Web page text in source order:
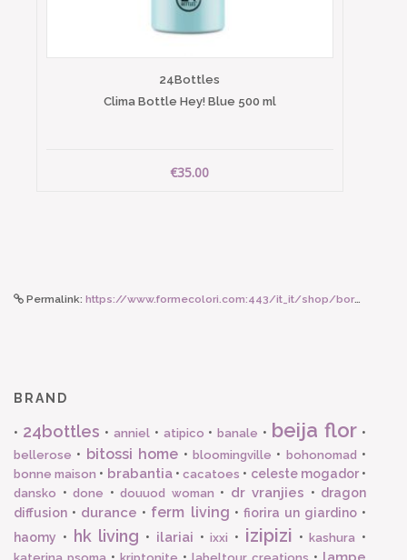
24Bottles
Clima Bottle Hey! Blue 500 ml
€35.00
Permalink: https://www.formecolori.com:443/it_it/shop/borse_e_zaini/astucci_e_beauty/susan_bijl_the_new_pouch_greenscreen_salmon_s/5258
BRAND
• 24bottles • anniel• atipico •banale • beija flor •
bellerose • bitossi home • bloomingville • bohonomad •
bonne maison • brabantia•cacatoes • celeste mogador•
dansko • done • douuod woman • dr vranjies • dragon
diffusion • durance • ferm living • fiorira un giardino•
haomy • hk living • ilariai •ixxi • izipizi •kashura •